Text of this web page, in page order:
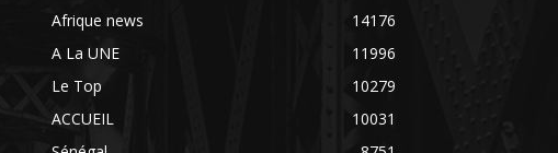
Afrique news
14176
A La UNE
11996
Le Top
10279
ACCUEIL
10031